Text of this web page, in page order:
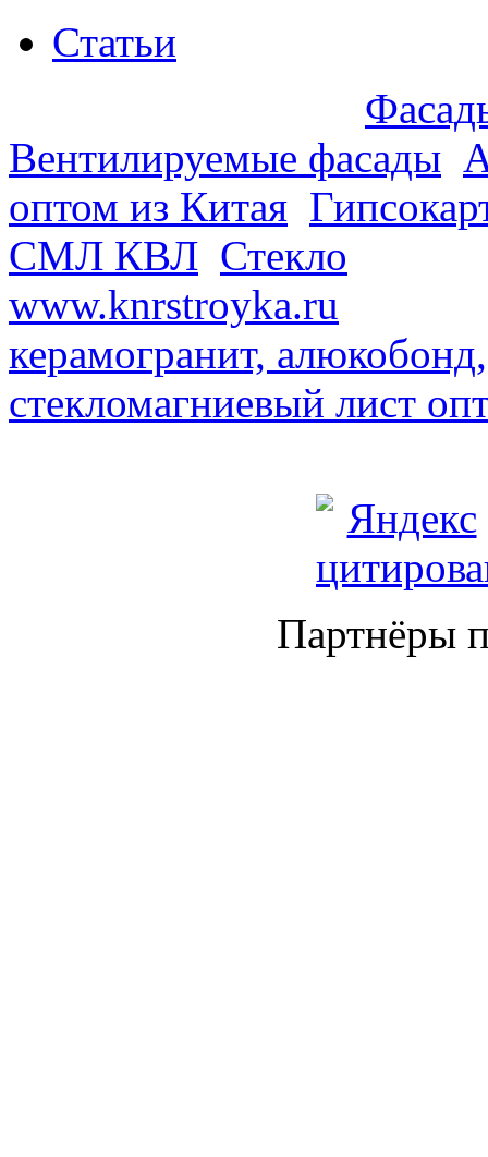
Статьи
Вентилируемые фасады
оптом из Китая
СМЛ КВЛ Стекло
www.knrstroyka.ru
керамогранит,
стекломагниевый лист
Партнёры